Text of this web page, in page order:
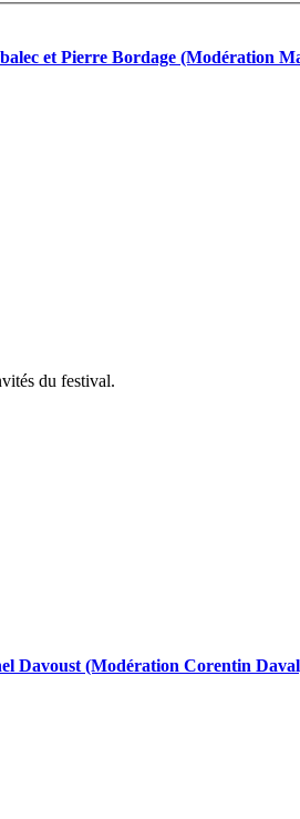
et Pierre Bordage (Modération
du festival.
Davoust (Modération Corentin